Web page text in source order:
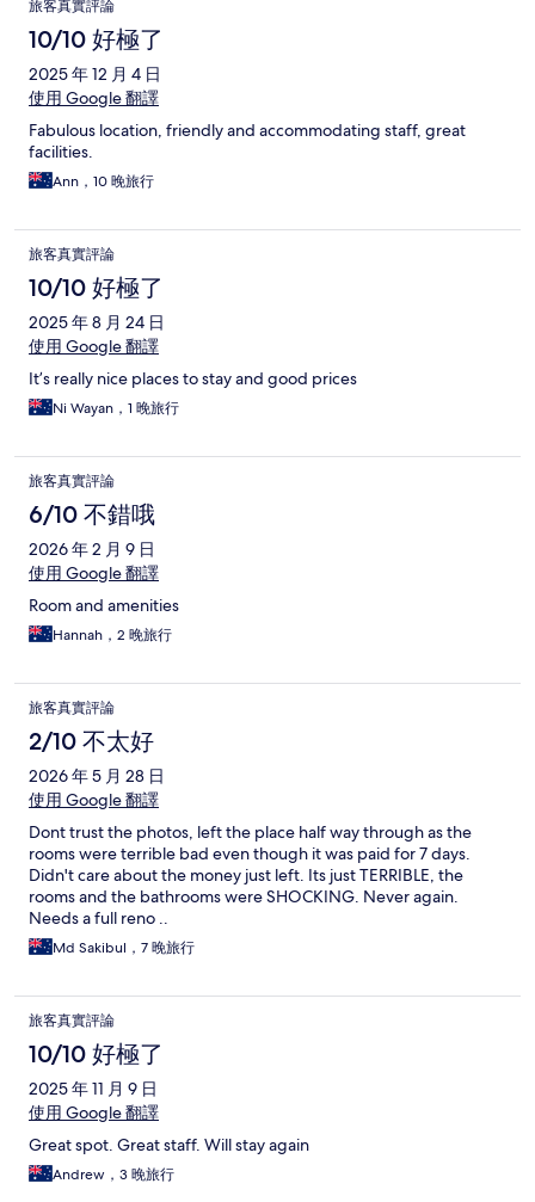
旅客真實評論
10/10 好極了
2025 年 12 月 4 日
使用 Google 翻譯
Fabulous location, friendly and accommodating staff, great
facilities.
Ann，10 晚旅行
旅客真實評論
10/10 好極了
2025 年 8 月 24 日
使用 Google 翻譯
It’s really nice places to stay and good prices
Ni Wayan，1 晚旅行
旅客真實評論
6/10 不錯哦
2026 年 2 月 9 日
使用 Google 翻譯
Room and amenities
Hannah，2 晚旅行
旅客真實評論
2/10 不太好
2026 年 5 月 28 日
使用 Google 翻譯
Dont trust the photos, left the place half way through as the
rooms were terrible bad even though it was paid for 7 days.
Didn't care about the money just left. Its just TERRIBLE, the
rooms and the bathrooms were SHOCKING. Never again.
Needs a full reno ..
Md Sakibul，7 晚旅行
旅客真實評論
10/10 好極了
2025 年 11 月 9 日
使用 Google 翻譯
Great spot. Great staff. Will stay again
Andrew，3 晚旅行